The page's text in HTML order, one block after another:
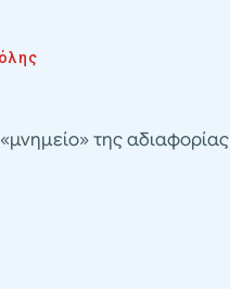
της αδιαφορίας